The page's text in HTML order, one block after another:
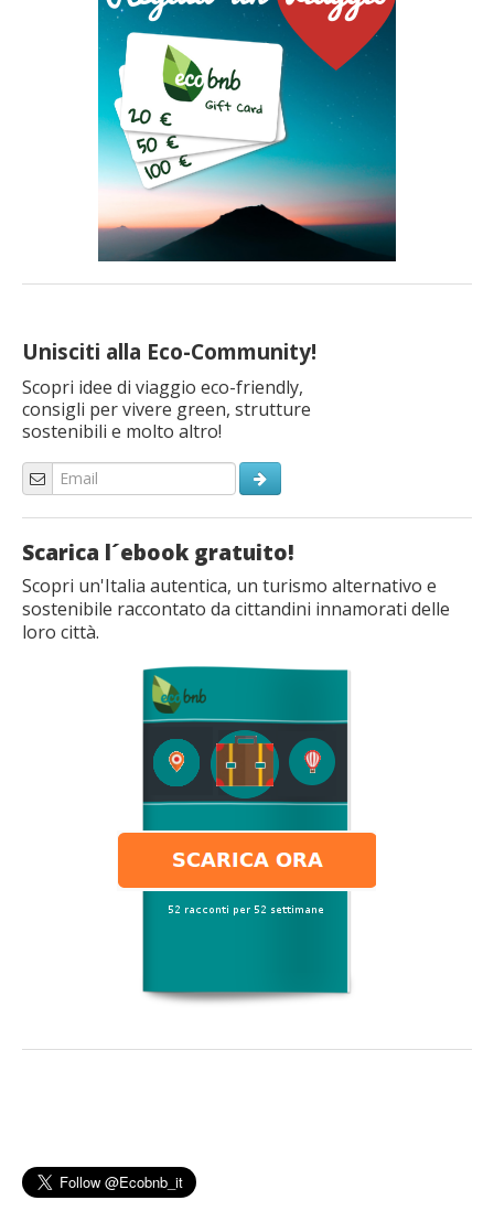
Unisciti alla Eco-Community!
Scopri idee di viaggio eco-friendly,
consigli per vivere green, strutture
sostenibili e molto altro!
Scarica l´ebook gratuito!
Scopri un'Italia autentica, un turismo alternativo e
sostenibile raccontato da cittandini innamorati delle
loro città.